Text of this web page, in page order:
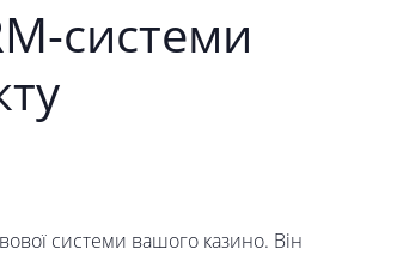
системи
системи вашого казино. Він